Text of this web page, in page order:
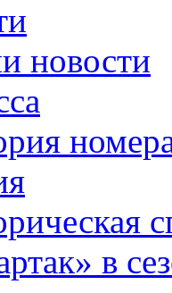
новости
в